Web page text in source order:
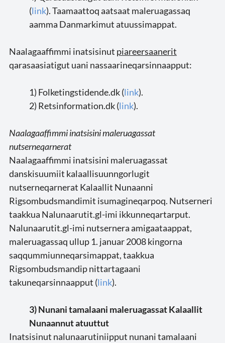
(link). Taamaattoq aatsaat maleruagassaq
aamma Danmarkimut atuussimappat.
Naalagaaffimmi inatsisinut piareersaanerit
qarasaasiatigut uani nassaarineqarsinnaapput:
1) Folketingstidende.dk (link).
2) Retsinformation.dk (link).
Naalagaaffimmi inatsisini maleruagassat
nutserneqarnerat
Naalagaaffimmi inatsisini maleruagassat
danskisuumiit kalaallisuunngorlugit
nutserneqarnerat Kalaallit Nunaanni
Rigsombudsmandimit isumagineqarpoq. Nutserneri
taakkua Nalunaarutit.gl-imi ikkunneqartarput.
Nalunaarutit.gl-imi nutsernera amigaataappat,
maleruagassaq ullup 1. januar 2008 kingorna
saqqummiunneqarsimappat, taakkua
Rigsombudsmandip nittartagaani
takuneqarsinnaapput (link).
3) Nunani tamalaani maleruagassat Kalaallit
Nunaannut atuuttut
Inatsisinut nalunaarutiniipput nunani tamalaani